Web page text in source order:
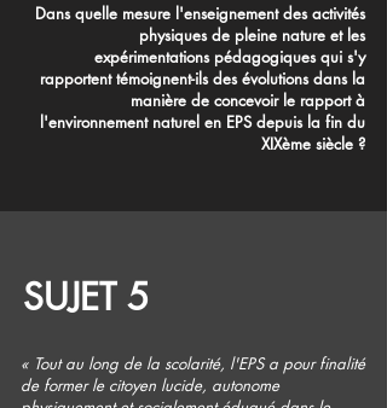
Dans quelle mesure l'enseignement des activités
physiques de pleine nature et les
expérimentations pédagogiques qui s'y
rapportent témoignent-ils des évolutions dans la
manière de concevoir le rapport à
l'environnement naturel en EPS depuis la fin du
XIXème siècle ?
SUJET 5
« Tout au long de la scolarité, l'EPS a pour finalité
de former le citoyen lucide, autonome